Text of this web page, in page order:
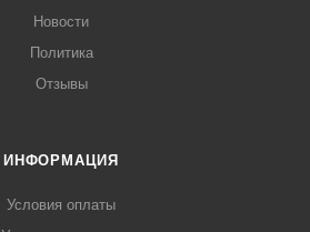
Новости
Политика
Отзывы
ИНФОРМАЦИЯ
Условия оплаты